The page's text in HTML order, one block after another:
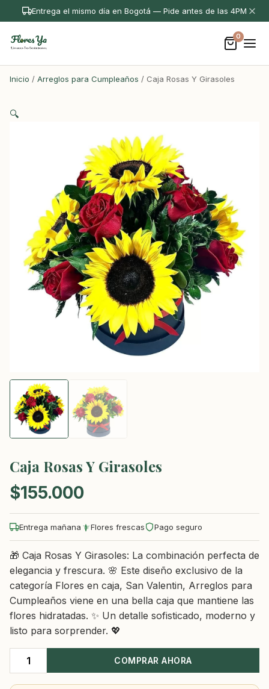
Entrega el mismo día en Bogotá — Pide antes de las 4PM
0
Inicio / Arreglos para Cumpleaños / Caja Rosas Y Girasoles
🔍
Caja Rosas Y Girasoles
$155.000
Entrega mañana Flores frescas Pago seguro
🎁 Caja Rosas Y Girasoles: La combinación perfecta de
elegancia y frescura. 🌸 Este diseño exclusivo de la
categoría Flores en caja, San Valentin, Arreglos para
Cumpleaños viene en una bella caja que mantiene las
flores hidratadas. ✨ Un detalle sofisticado, moderno y
listo para sorprender. 💖
Rosas
COMPRAR AHORA